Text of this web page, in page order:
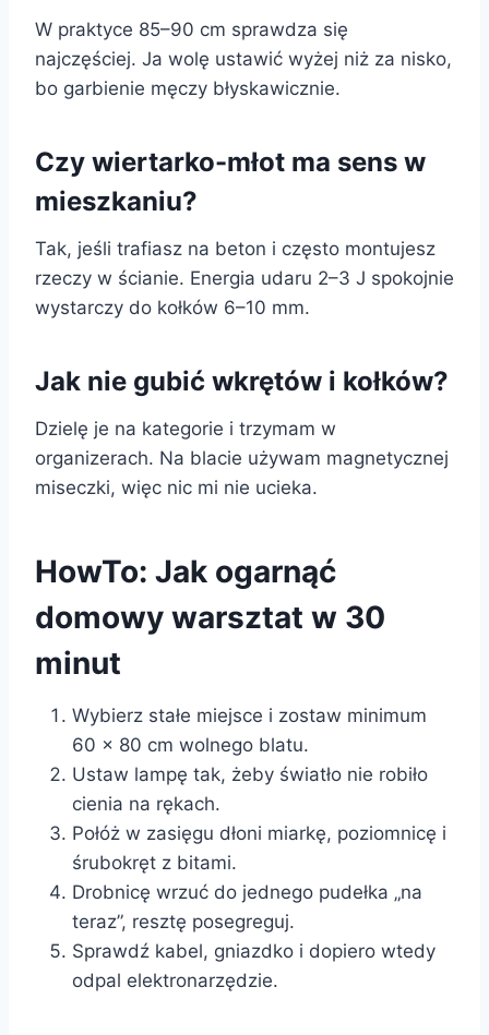
W praktyce 85–90 cm sprawdza się
najczęściej. Ja wolę ustawić wyżej niż za nisko,
bo garbienie męczy błyskawicznie.
Czy wiertarko-młot ma sens w
mieszkaniu?
Tak, jeśli trafiasz na beton i często montujesz
rzeczy w ścianie. Energia udaru 2–3 J spokojnie
wystarczy do kołków 6–10 mm.
Jak nie gubić wkrętów i kołków?
Dzielę je na kategorie i trzymam w
organizerach. Na blacie używam magnetycznej
miseczki, więc nic mi nie ucieka.
HowTo: Jak ogarnąć
domowy warsztat w 30
minut
Wybierz stałe miejsce i zostaw minimum
60 × 80 cm wolnego blatu.
Ustaw lampę tak, żeby światło nie robiło
cienia na rękach.
Połóż w zasięgu dłoni miarkę, poziomnicę i
śrubokręt z bitami.
Drobnicę wrzuć do jednego pudełka „na
teraz”, resztę posegreguj.
Sprawdź kabel, gniazdko i dopiero wtedy
odpal elektronarzędzie.